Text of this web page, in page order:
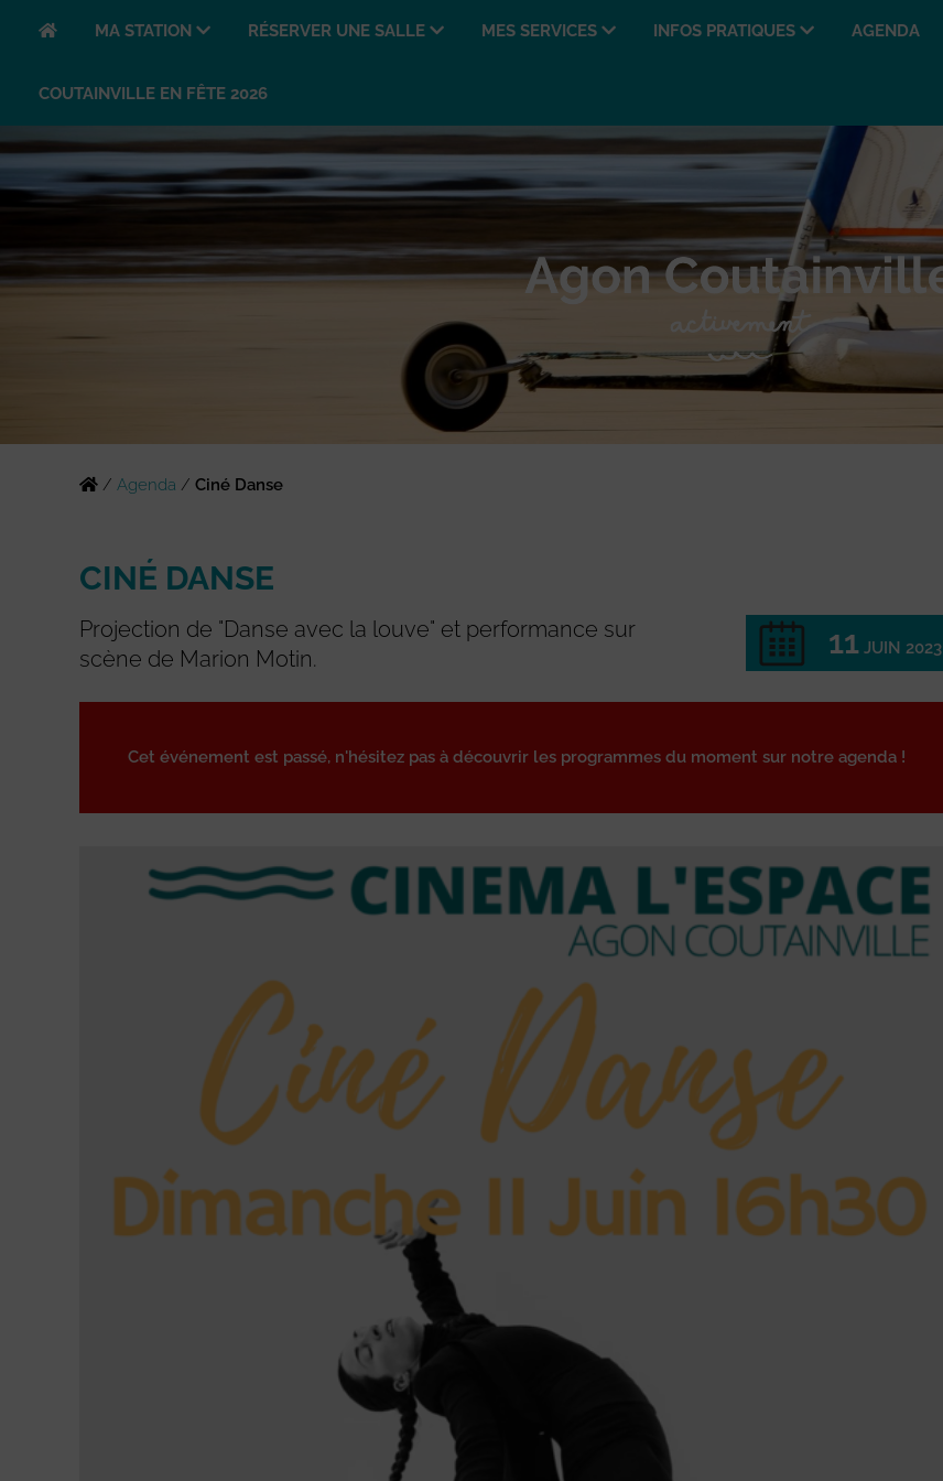
MA STATION RÉSERVER UNE SALLE MES SERVICES INFOS PRATIQUES AGENDA
COUTAINVILLE EN FÊTE 2026
/ Agenda / Ciné Danse
CINÉ DANSE
Projection de "Danse avec la louve" et performance sur
scène de Marion Motin.
11 JUIN 2023
Cet événement est passé, n'hésitez pas à découvrir les programmes du moment sur notre agenda !